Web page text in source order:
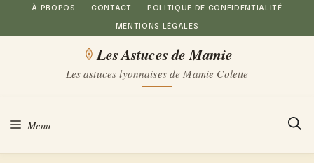
Aller
au
À PROPOS CONTACT POLITIQUE DE CONFIDENTIALITÉ
MENTIONS LÉGALES
Les Astuces de Mamie
Les astuces lyonnaises de Mamie Colette
Menu